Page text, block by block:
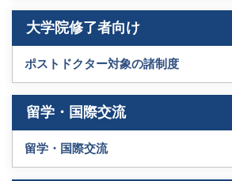
大学院修了者向け
ポストドクター対象の諸制度
留学・国際交流
留学・国際交流